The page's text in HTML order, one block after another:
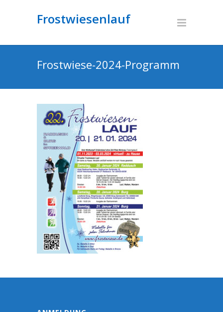
Frostwiesenlauf
Frostwiese-2024-Programm